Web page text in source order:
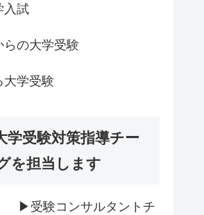
入試
の大学受験
大学受験
学受験対策指導チー
を担当します
▶受験コンサルタントチ